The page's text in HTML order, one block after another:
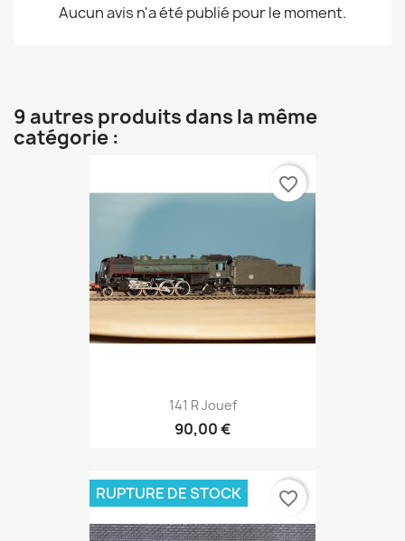
Aucun avis n'a été publié pour le moment.
9 autres produits dans la même
catégorie :
141 R Jouef
90,00 €
favorite_border
RUPTURE DE STOCK favorite_border